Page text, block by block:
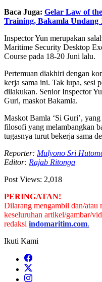
Baca Juga: Gelar Law of
Training, Bakamla Undang
Inspector Yun merupakan
Maritime Security Desktop
Course pada 18-20 Juni lalu.
Pertemuan diakhiri dengan
kerja sama ini. Tak lupa, sesi
dilakukan. Senior Inspector
Guri, maskot Bakamla.
Maskot Bamla ‘Si Guri’,
filosofi yang melambangkan
tugasnya turut bekerja sama
Reporter: Mulyono Sri
Editor: Rajab Ritonga
Post Views: 2,018
PERINGATAN!
Dilarang mengambil dan/atau
keseluruhan artikel/gambar/
redaksi indomaritim.com.
Ikuti Kami